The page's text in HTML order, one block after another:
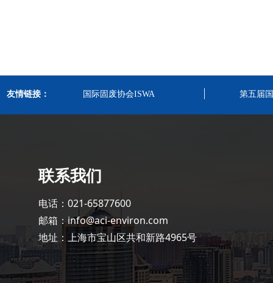
友情链接： 国际固废协会ISWA 第五届
联系我们
电话：021-65877600
邮箱：info@aci-environ.com
地址：上海市宝山区共和新路4965号